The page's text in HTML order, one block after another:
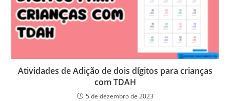
Atividades de Adição de dois dígitos para crianças
com TDAH
5 de dezembro de 2023